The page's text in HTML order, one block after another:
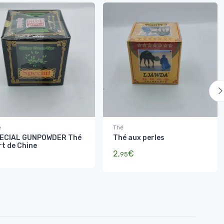
GUNPOWDER Thé
de Chine
Thé
Thé aux perles
2,95€